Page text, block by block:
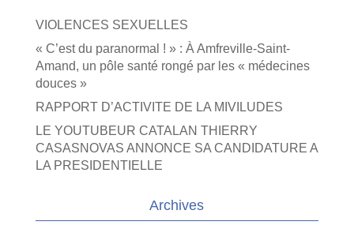
VIOLENCES SEXUELLES
« C’est du paranormal ! » : À Amfreville-Saint-
Amand, un pôle santé rongé par les « médecines
douces »
RAPPORT D’ACTIVITE DE LA MIVILUDES
LE YOUTUBEUR CATALAN THIERRY
CASASNOVAS ANNONCE SA CANDIDATURE A
LA PRESIDENTIELLE
Archives